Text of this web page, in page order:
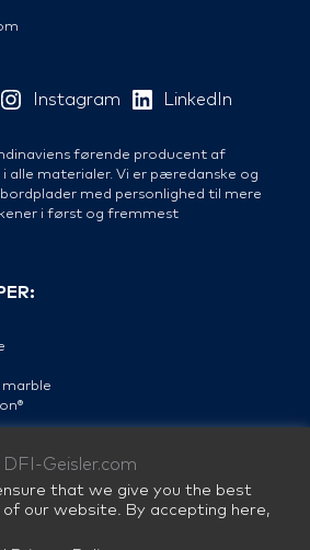
Instagram LinkedIn
førende producent af
alle materialer. Vi er pæredanske og
med personlighed til mere
i først og fremmest
Geisler.com
that we give you the best
of our website. By accepting here,